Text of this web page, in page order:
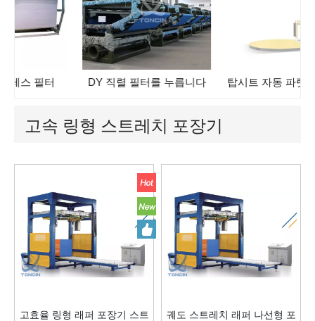
DY 직렬 필터를 누릅니다 탑시트 자동 파렛트 포장기
고속 링형 스트레치 포장기
고효율 링형 래퍼 포장기 스트
궤도 스트레치 래퍼 나선형 포